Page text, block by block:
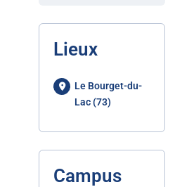
Lieux
Le Bourget-du-
Lac (73)
Campus